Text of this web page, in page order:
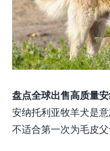
盘点全球出售高质量
安纳托利亚牧羊犬是
不适合第一次为毛皮父